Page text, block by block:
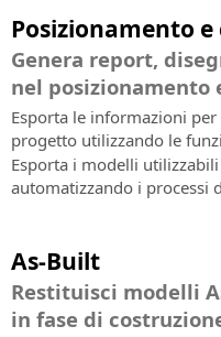
Posizionamento
Genera report,
nel posizionamento
Esporta le informazioni
progetto utilizzando le
Esporta i modelli
automatizzando i processi
As-Built
Restituisci modelli
in fase di